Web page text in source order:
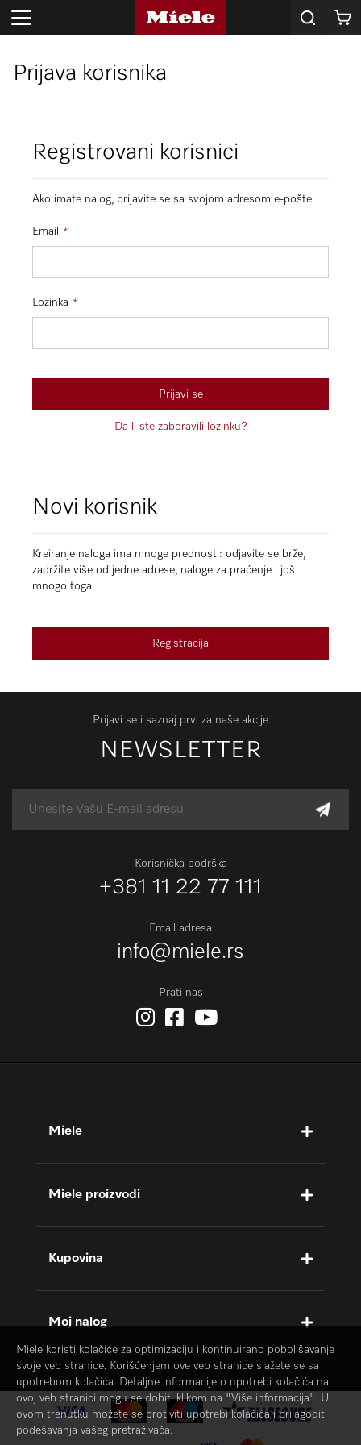
Korpa
Prijava korisnika
Registrovani korisnici
Ako imate nalog, prijavite se sa svojom adresom e-pošte.
Email
Lozinka
Prijavi se
Da li ste zaboravili lozinku?
Novi korisnik
Kreiranje naloga ima mnoge prednosti: odjavite se brže,
zadržite više od jedne adrese, naloge za praćenje i još
mnogo toga.
Registracija
Prijavi se i saznaj prvi za naše akcije
NEWSLETTER
Korisnička podrška
+381 11 22 77 111
Email adresa
info@miele.rs
Prati nas
Miele
Miele proizvodi
Kupovina
Moj nalog
Miele koristi kolačiće za optimizaciju i kontinuirano poboljšavanje
svoje veb stranice. Korišćenjem ove veb stranice slažete se sa
upotrebom kolačića. Detaljne informacije o upotrebi kolačića na
ovoj veb stranici mogu se dobiti klikom na "Više informacija". U
ovom trenutku možete se protiviti upotrebi kolačića i prilagoditi
podešavanja vašeg pretraživača.